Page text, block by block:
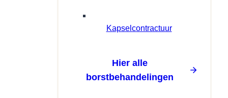
Kapselcontractuur
Hier alle
borstbehandelingen